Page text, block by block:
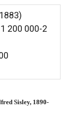
200 000-2
Sisley, 1890-